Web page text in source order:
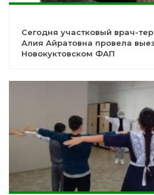
Сегодня участковый врач-
Алия Айратовна провела
Новокуктовском ФАП